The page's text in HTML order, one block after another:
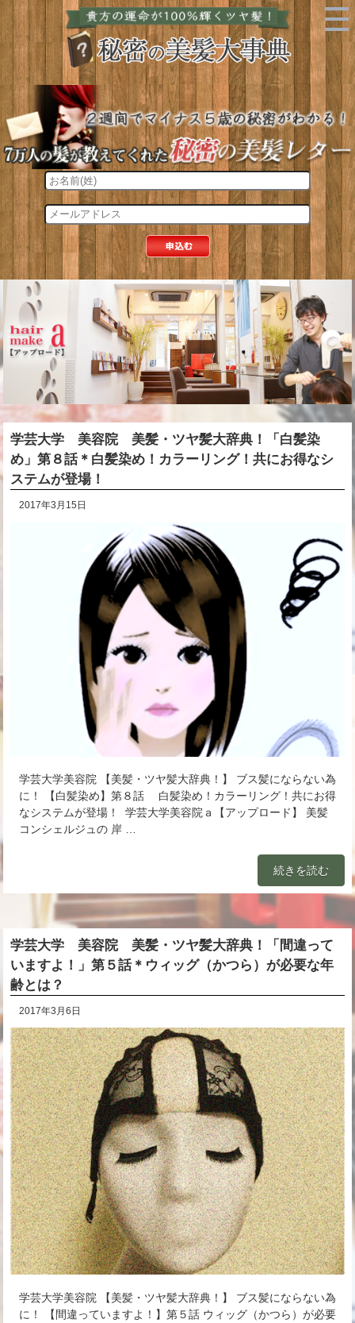
学芸大学 美容院 美髪・ツヤ髪大辞典！「白髪染
め」第８話＊白髪染め！カラーリング！共にお得なシ
ステムが登場！
2017年3月15日
学芸大学美容院 【美髪・ツヤ髪大辞典！】 ブス髪にならない為
に！ 【白髪染め】第８話 白髪染め！カラーリング！共にお得
なシステムが登場！ 学芸大学美容院ａ【アップロード】 美髪
コンシェルジュの 岸 …
続きを読む
学芸大学 美容院 美髪・ツヤ髪大辞典！「間違って
いますよ！」第５話＊ウィッグ（かつら）が必要な年
齢とは？
2017年3月6日
学芸大学美容院 【美髪・ツヤ髪大辞典！】 ブス髪にならない為
に！ 【間違っていますよ！】第５話 ウィッグ（かつら）が必要